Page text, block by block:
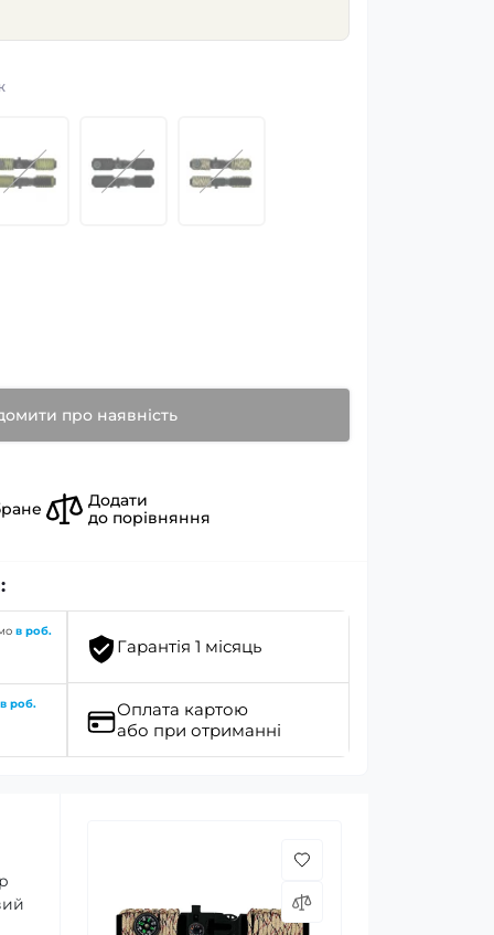
про наявність
Додати
до порівняння
в роб.
в роб.
Гарантія 1 місяць
Оплата картою
або при отриманні